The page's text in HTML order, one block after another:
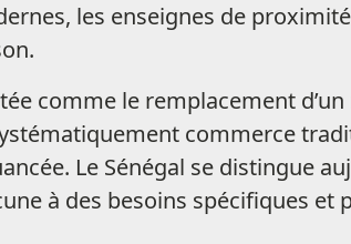
les enseignes de
comme le remplacement
commerce
Le Sénégal se distingue
à des besoins spécifiques et